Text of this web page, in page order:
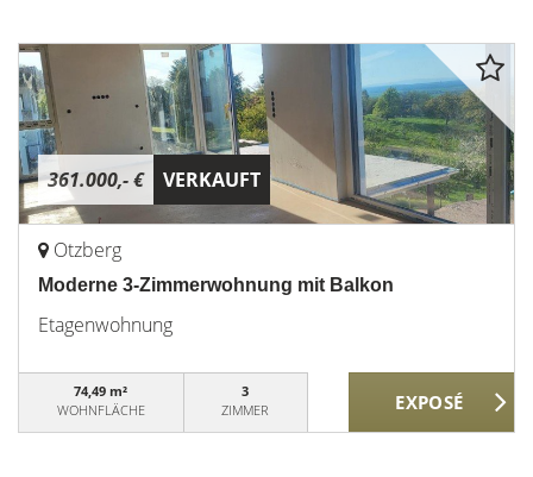
361.000,- € VERKAUFT
Otzberg
Moderne 3-Zimmerwohnung mit Balkon
Etagenwohnung
74,49 m²
WOHNFLÄCHE
3
ZIMMER